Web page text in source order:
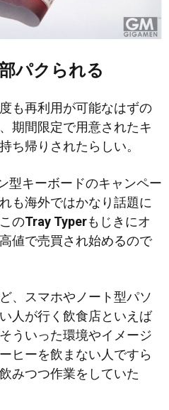
パクられる
も再利用が可能なはずの
期間限定で用意されたキ
ち帰りされたらしい。
型キーボードのキャンペー
も海外ではかなり話題に
のTray Typerもじきにオ
値で売買され始めるので
、スマホやノート型パソ
人が行く飲食店といえば
ういった環境やイメージ
ヒーを飲まない人ですら
みつつ作業をしていた